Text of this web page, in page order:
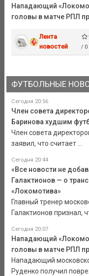
Нападающий
головы в матче РПЛ
Лента
новостей
/ 0
ФУТБОЛЬНЫЕ
Сегодня 20:56
Член совета
Баринова худшим
Член совета
заявил, что считает ...
Сегодня 20:44
«Все новости не
Галактионов — о
«Локомотива»
Главный тренер
Галактионов признал,
Сегодня 20:07
Нападающий
головы в матче РПЛ
Нападающий
Руденко получил